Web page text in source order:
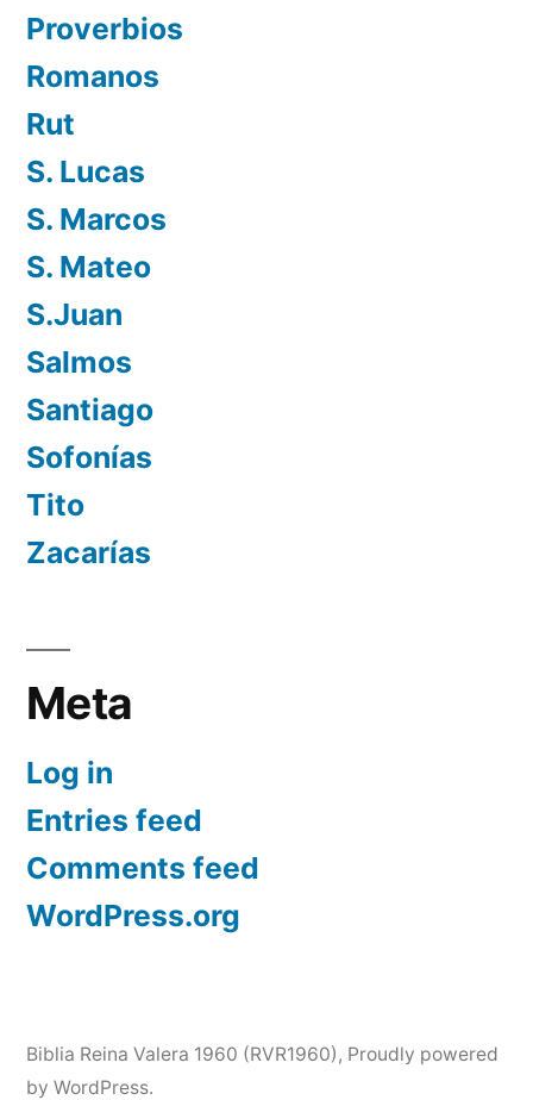
Proverbios
Romanos
Rut
S. Lucas
S. Marcos
S. Mateo
S.Juan
Salmos
Santiago
Sofonías
Tito
Zacarías
Meta
Log in
Entries feed
Comments feed
WordPress.org
Biblia Reina Valera 1960 (RVR1960) , Proudly powered
by WordPress.